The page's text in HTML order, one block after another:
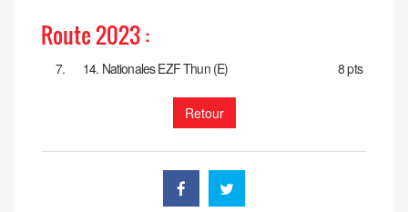
Route 2023 :
7. 14. Nationales EZF Thun (E) 8 pts
Retour